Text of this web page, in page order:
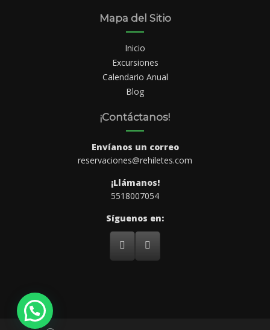
Mapa del Sitio
Inicio
Excursiones
Calendario Anual
Blog
¡Contáctanos!
Envíanos un correo
reservaciones@rehiletes.com
¡Llámanos!
5518007054
Síguenos en: